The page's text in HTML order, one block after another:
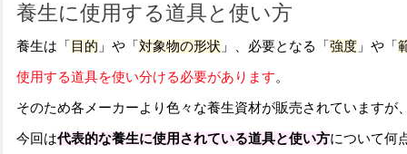
養生に使用する道具と使い方
養生は「 目的 」や「 対象物の形状 」、必要となる「 強度 」や「
使用する道具を使い分ける必要があります。
そのため各メーカーより色々な養生資材が販売されていますが
今回は代表的な養生に使用されている道具と使い方について何